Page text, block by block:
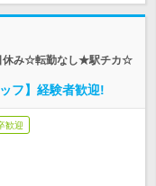
休み☆転勤なし★駅チカ☆
フ】経験者歓迎!
歓迎